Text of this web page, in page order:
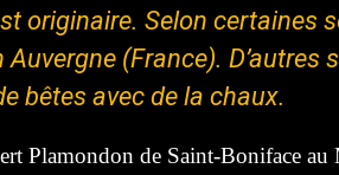
originaire. Selon certaines
Auvergne (France).
bêtes avec de la chaux.
Plamondon de Saint-Boniface